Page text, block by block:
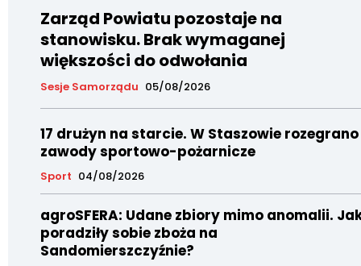
Zarząd Powiatu pozostaje na
stanowisku. Brak wymaganej
większości do odwołania
Sesje Samorządu 05/08/2026
17 drużyn na starcie. W Staszowie rozegrano
zawody sportowo-pożarnicze
Sport 04/08/2026
agroSFERA: Udane zbiory mimo anomalii.
poradziły sobie zboża na
Sandomierszczyźnie?